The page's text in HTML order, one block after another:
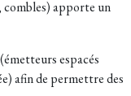
apporte un
(émetteurs espacés
afin de permettre des